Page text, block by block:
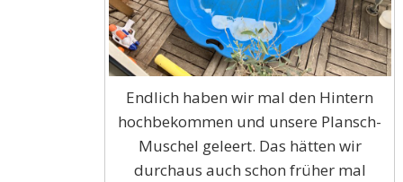
Endlich haben wir mal den Hintern
hochbekommen und unsere Plansch-
Muschel geleert. Das hätten wir
durchaus auch schon früher mal